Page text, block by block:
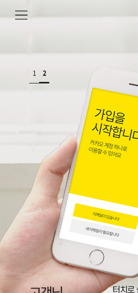
메뉴
NC, 뉴코아, 2001, 팩토리, 동아
터치로
1 2